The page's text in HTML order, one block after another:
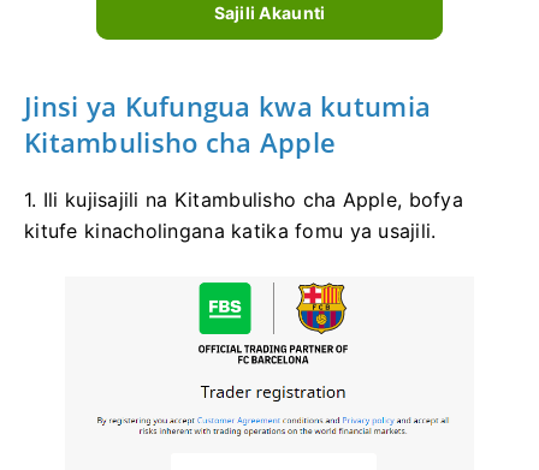
Sajili Akaunti
Jinsi ya Kufungua kwa kutumia
Kitambulisho cha Apple
1. Ili kujisajili na Kitambulisho cha Apple, bofya
kitufe kinacholingana katika fomu ya usajili.